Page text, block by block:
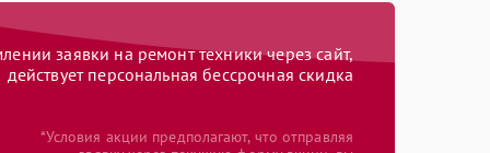
заявки на ремонт техники через сайт,
действует персональная бессрочная скидка
*Условия акции предполагают, что отправляя